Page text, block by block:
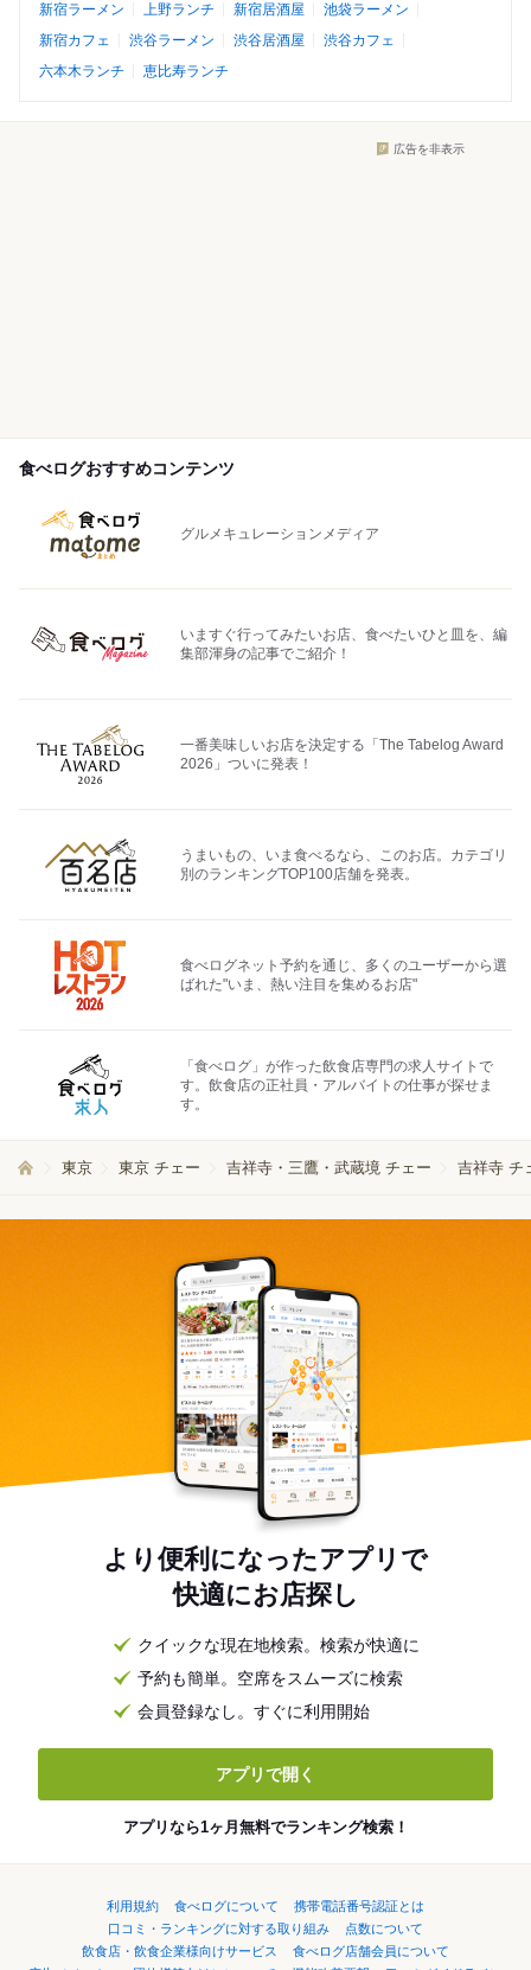
新宿ラーメン
上野ランチ 新宿居酒屋
池袋ラーメン
新宿カフェ
渋谷ラーメン 渋谷居酒屋
渋谷カフェ
六本木ランチ
恵比寿ランチ
広告を非表示
食べログおすすめコンテンツ
グルメキュレーションメディア
いますぐ行ってみたいお店、食べたいひと皿を、編
集部渾身の記事でご紹介！
一番美味しいお店を決定する「The Tabelog Award
2026」ついに発表！
うまいもの、いま食べるなら、このお店。カテゴリ
別のランキングTOP100店舗を発表。
食べログネット予約を通じ、多くのユーザーから選
ばれた"いま、熱い注目を集めるお店"
「食べログ」が作った飲食店専門の求人サイトで
す。飲食店の正社員・アルバイトの仕事が探せま
す。
東京 東京 チェー 吉祥寺・三鷹・武蔵境 チェー 吉祥寺 チ
より便利になったアプリで
快適にお店探し
クイックな現在地検索。検索が快適に
予約も簡単。空席をスムーズに検索
会員登録なし。すぐに利用開始
アプリで開く
アプリなら1ヶ月無料でランキング検索！
利用規約 食べログについて
携帯電話番号認証とは
口コミ・ランキングに対する取り組み
点数について
飲食店・飲食企業様向けサービス
食べログ店舗会員について